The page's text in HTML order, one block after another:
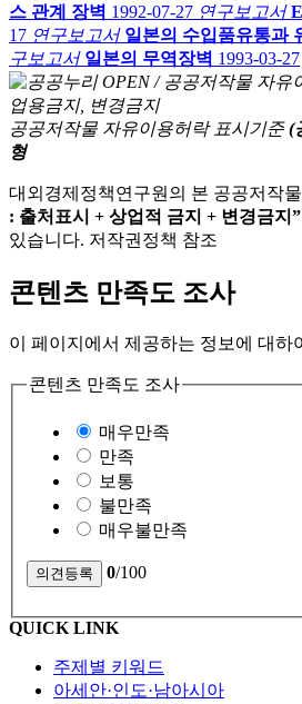
스 관계 장벽 1992-07-27 연구보고서
17 연구보고서 일본의 수입품유통과
구보고서 일본의 무역장벽 1993-03-27
공공저작물 자유이용허락 표시기준 (
형
대외경제정책연구원의 본 공공저작
: 출처표시 + 상업적 금지 + 변경금지”
있습니다. 저작권정책 참조
콘텐츠 만족도 조사
이 페이지에서 제공하는 정보에 대하
콘텐츠 만족도 조사
매우만족
만족
보통
불만족
매우불만족
0/100
QUICK LINK
주제별 키워드
아세안·인도·남아시아